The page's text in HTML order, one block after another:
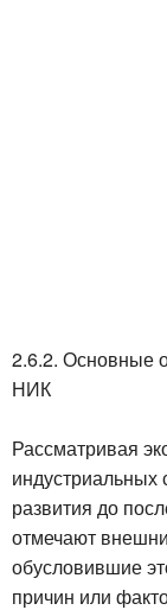
2.6.2. Основные
НИК
Рассматривая
индустриальных
развития до
отмечают
обусловившие
причин или